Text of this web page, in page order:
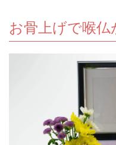
お骨上げで喉